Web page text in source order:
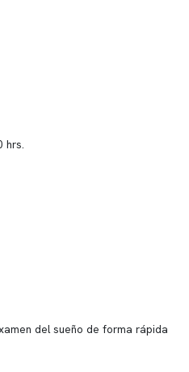
hrs.
del sueño de forma rápida